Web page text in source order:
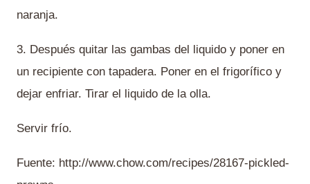
naranja.
3. Después quitar las gambas del liquido y poner en
un recipiente con tapadera. Poner en el frigorífico y
dejar enfriar. Tirar el liquido de la olla.
Servir frío.
Fuente: http://www.chow.com/recipes/28167-pickled-